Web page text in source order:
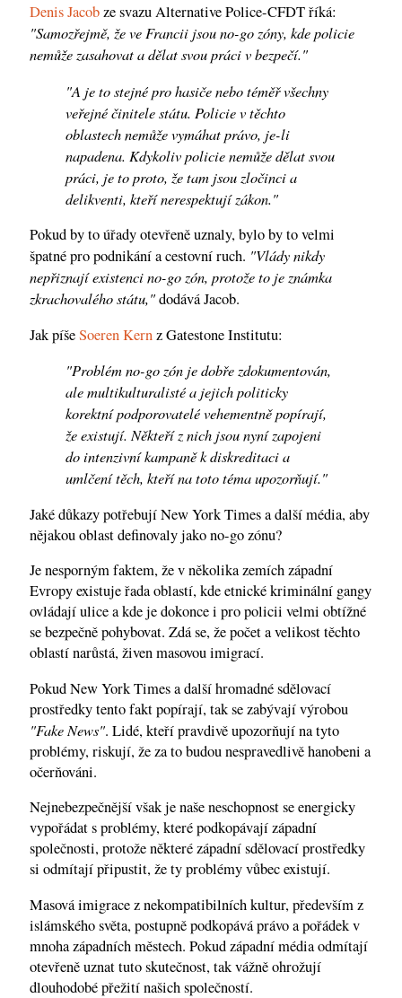
Denis Jacobze svazu Alternative Police-CFDT říká:
"Samozřejmě, že ve Francii jsou no-go zóny, kde policie
nemůže zasahovat a dělat svou práci v bezpečí."
"A je to stejné pro hasiče nebo téměř všechny
veřejné činitele státu. Policie v těchto
oblastech nemůže vymáhat právo, je-li
napadena. Kdykoliv policie nemůže dělat svou
práci, je to proto, že tam jsou zločinci a
delikventi, kteří nerespektují zákon."
Pokud by to úřady otevřeně uznaly, bylo by to velmi
špatné pro podnikání a cestovní ruch. "Vlády nikdy
nepřiznají existenci no-go zón, protože to je známka
zkrachovalého státu,"dodává Jacob.
Jak píšeSoeren Kernz Gatestone Institutu:
"Problém no-go zón je dobře zdokumentován,
ale multikulturalisté a jejich politicky
korektní podporovatelé vehementně popírají,
že existují. Někteří z nich jsou nyní zapojeni
do intenzivní kampaně k diskreditaci a
umlčení těch, kteří na toto téma upozorňují."
Jaké důkazy potřebují New York Times a další média, aby
nějakou oblast definovaly jako no-go zónu?
Je nesporným faktem, že v několika zemích západní
Evropy existuje řada oblastí, kde etnické kriminální gangy
ovládají ulice a kde je dokonce i pro policii velmi obtížné
se bezpečně pohybovat. Zdá se, že počet a velikost těchto
oblastí narůstá, živen masovou imigrací.
Pokud New York Times a další hromadné sdělovací
prostředky tento fakt popírají, tak se zabývají výrobou
"Fake News". Lidé, kteří pravdivě upozorňují na tyto
problémy, riskují, že za to budou nespravedlivě hanobeni a
očerňováni.
Nejnebezpečnější však je naše neschopnost se energicky
vypořádat s problémy, které podkopávají západní
společnosti, protože některé západní sdělovací prostředky
si odmítají připustit, že ty problémy vůbec existují.
Masová imigrace z nekompatibilních kultur, především z
islámského světa, postupně podkopává právo a pořádek v
mnoha západních městech. Pokud západní média odmítají
otevřeně uznat tuto skutečnost, tak vážně ohrožují
dlouhodobé přežití našich společností.